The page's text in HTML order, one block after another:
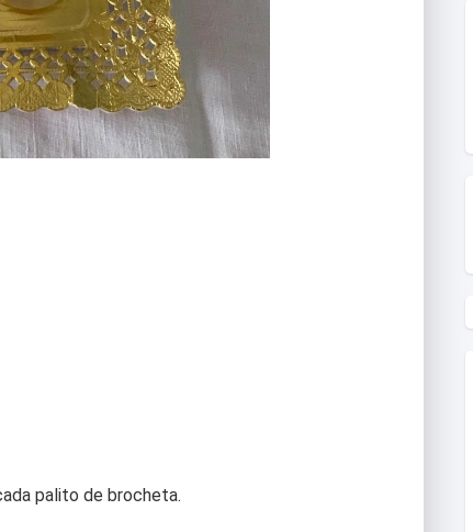
palito de brocheta.